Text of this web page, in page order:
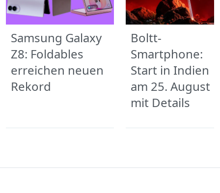
Samsung Galaxy
Z8: Foldables
erreichen neuen
Rekord
Boltt-
Smartphone:
Start in Indien
am 25. August
mit Details